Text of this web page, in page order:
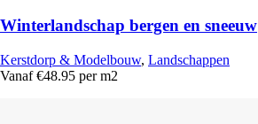
Winterlandschap bergen en sneeuw
Kerstdorp & Modelbouw, Landschappen
Vanaf €48.95 per m2